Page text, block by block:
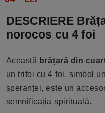
DESCRIERE
norocos cu 4 foi
Această brățară din
un trifoi cu 4 foi, simbol
speranței, este un
semnificația spirituală.